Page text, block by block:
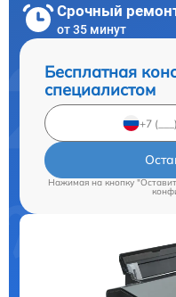
Срочный
от 35 минут
Бесплатная
специалистом
Нажимая на кнопку